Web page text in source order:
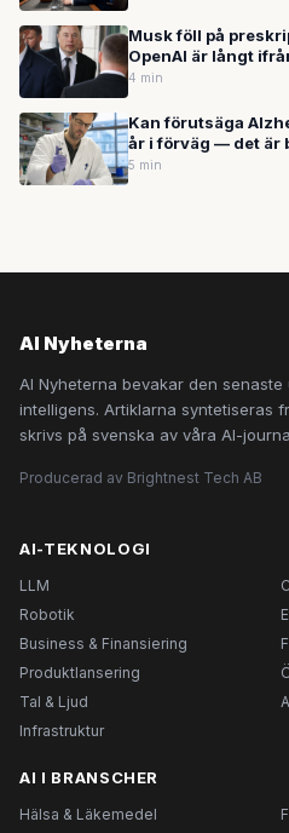
Musk föll på
OpenAI är långt
4 min
Kan förutsäga
år i förväg — det är
sjukdomar just nu
5 min
AI Nyheterna
AI Nyheterna bevakar den
intelligens. Artiklarna syntetiseras
skrivs på svenska av våra AI-
Producerad av Brightnest Tech AB
AI-TEKNOLOGI
LLM
Robotik
Business & Finansiering
Produktlansering
Tal & Ljud
Infrastruktur
AI I BRANSCHER
Hälsa & Läkemedel